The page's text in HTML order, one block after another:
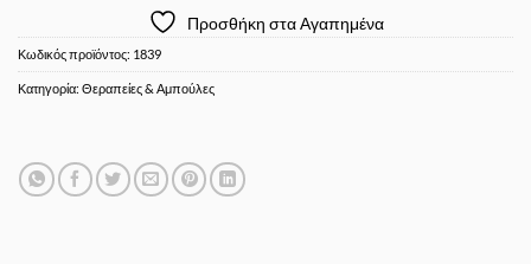
Προσθήκη στα Αγαπημένα
Κωδικός προϊόντος: 1839
Κατηγορία: Θεραπείες & Αμπούλες